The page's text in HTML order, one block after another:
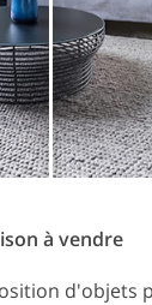
à vendre
d'objets